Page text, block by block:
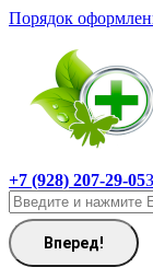
Перейти
содержанию
Порядок
+7 (928) 207-29-05
Поиск: